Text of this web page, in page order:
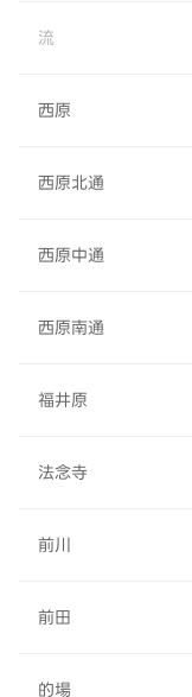
流
西原
西原北通
西原中通
西原南通
福井原
法念寺
前川
前田
的場